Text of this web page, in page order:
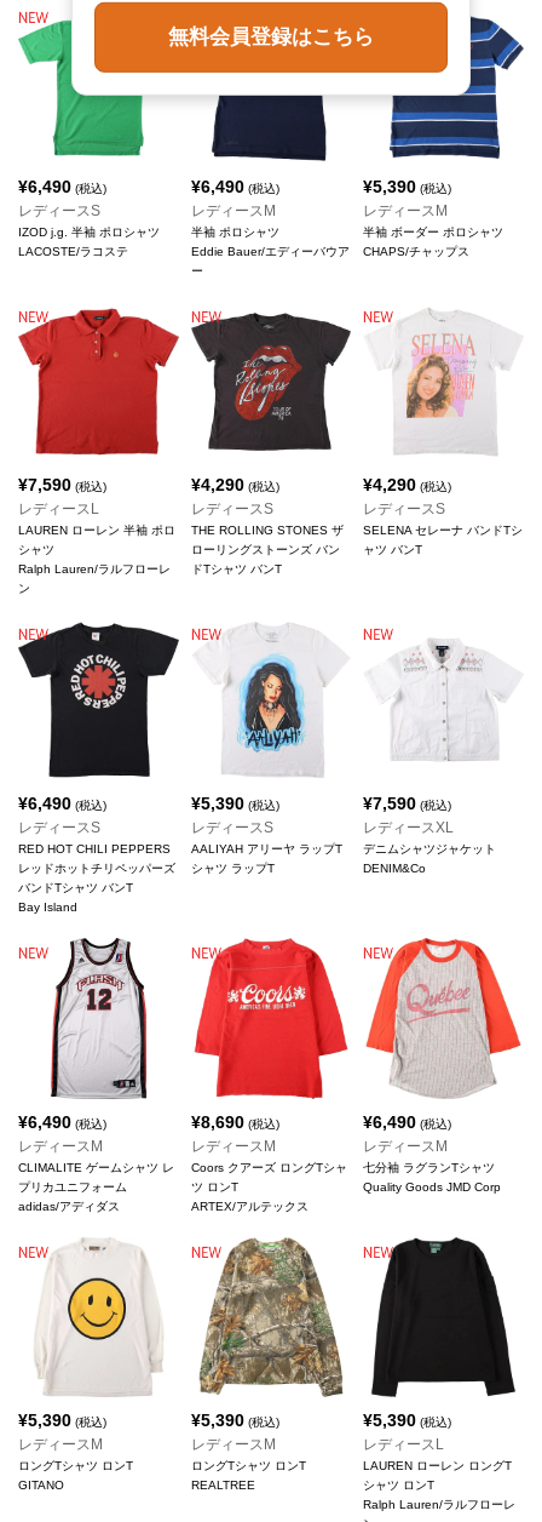
¥6,490 (税込)
レディースS
IZOD j.g. 半袖 ポロシャツ
LACOSTE/ラコステ
¥6,490(税込)
レディースM
半袖 ポロシャツ
Eddie Bauer/エディーバウア
ー
¥5,390 (税込)
レディースM
半袖 ボーダー ポロシャツ
CHAPS/チャップス
¥7,590 (税込)
レディースL
LAUREN ローレン 半袖 ポロ
シャツ
Ralph Lauren/ラルフローレ
ン
¥4,290(税込)
レディースS
THE ROLLING STONES ザ
ローリングストーンズ バン
ドTシャツ バンT
¥4,290 (税込)
レディースS
SELENA セレーナ バンドTシ
ャツ バンT
¥6,490 (税込)
レディースS
RED HOT CHILI PEPPERS
レッドホットチリペッパーズ
バンドTシャツ バンT
Bay Island
¥5,390(税込)
レディースS
AALIYAH アリーヤ ラップT
シャツ ラップT
¥7,590 (税込)
レディースXL
デニムシャツジャケット
DENIM&Co
¥6,490 (税込)
レディースM
CLIMALITE ゲームシャツ レ
プリカユニフォーム
adidas/アディダス
¥8,690(税込)
レディースM
Coors クアーズ ロングTシャ
ツ ロンT
ARTEX/アルテックス
¥6,490 (税込)
レディースM
七分袖 ラグランTシャツ
Quality Goods JMD Corp
¥5,390 (税込)
レディースM
ロングTシャツ ロンT
GITANO
¥5,390(税込)
レディースM
ロングTシャツ ロンT
REALTREE
¥5,390 (税込)
レディースL
LAUREN ローレン ロングT
シャツ ロンT
Ralph Lauren/ラルフローレ
無料会員登録はこちら